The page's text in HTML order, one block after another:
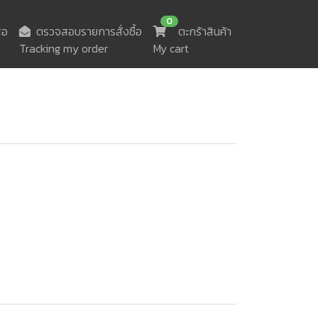
ตรวจสอบรายการสั่งซื้อ
Tracking my order
0
ตะกร้าสินค้า
My cart